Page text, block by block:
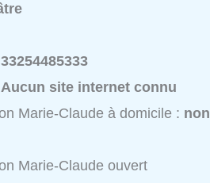
Aucun site internet connu
Marie-Claude à domicile : non
Marie-Claude ouvert